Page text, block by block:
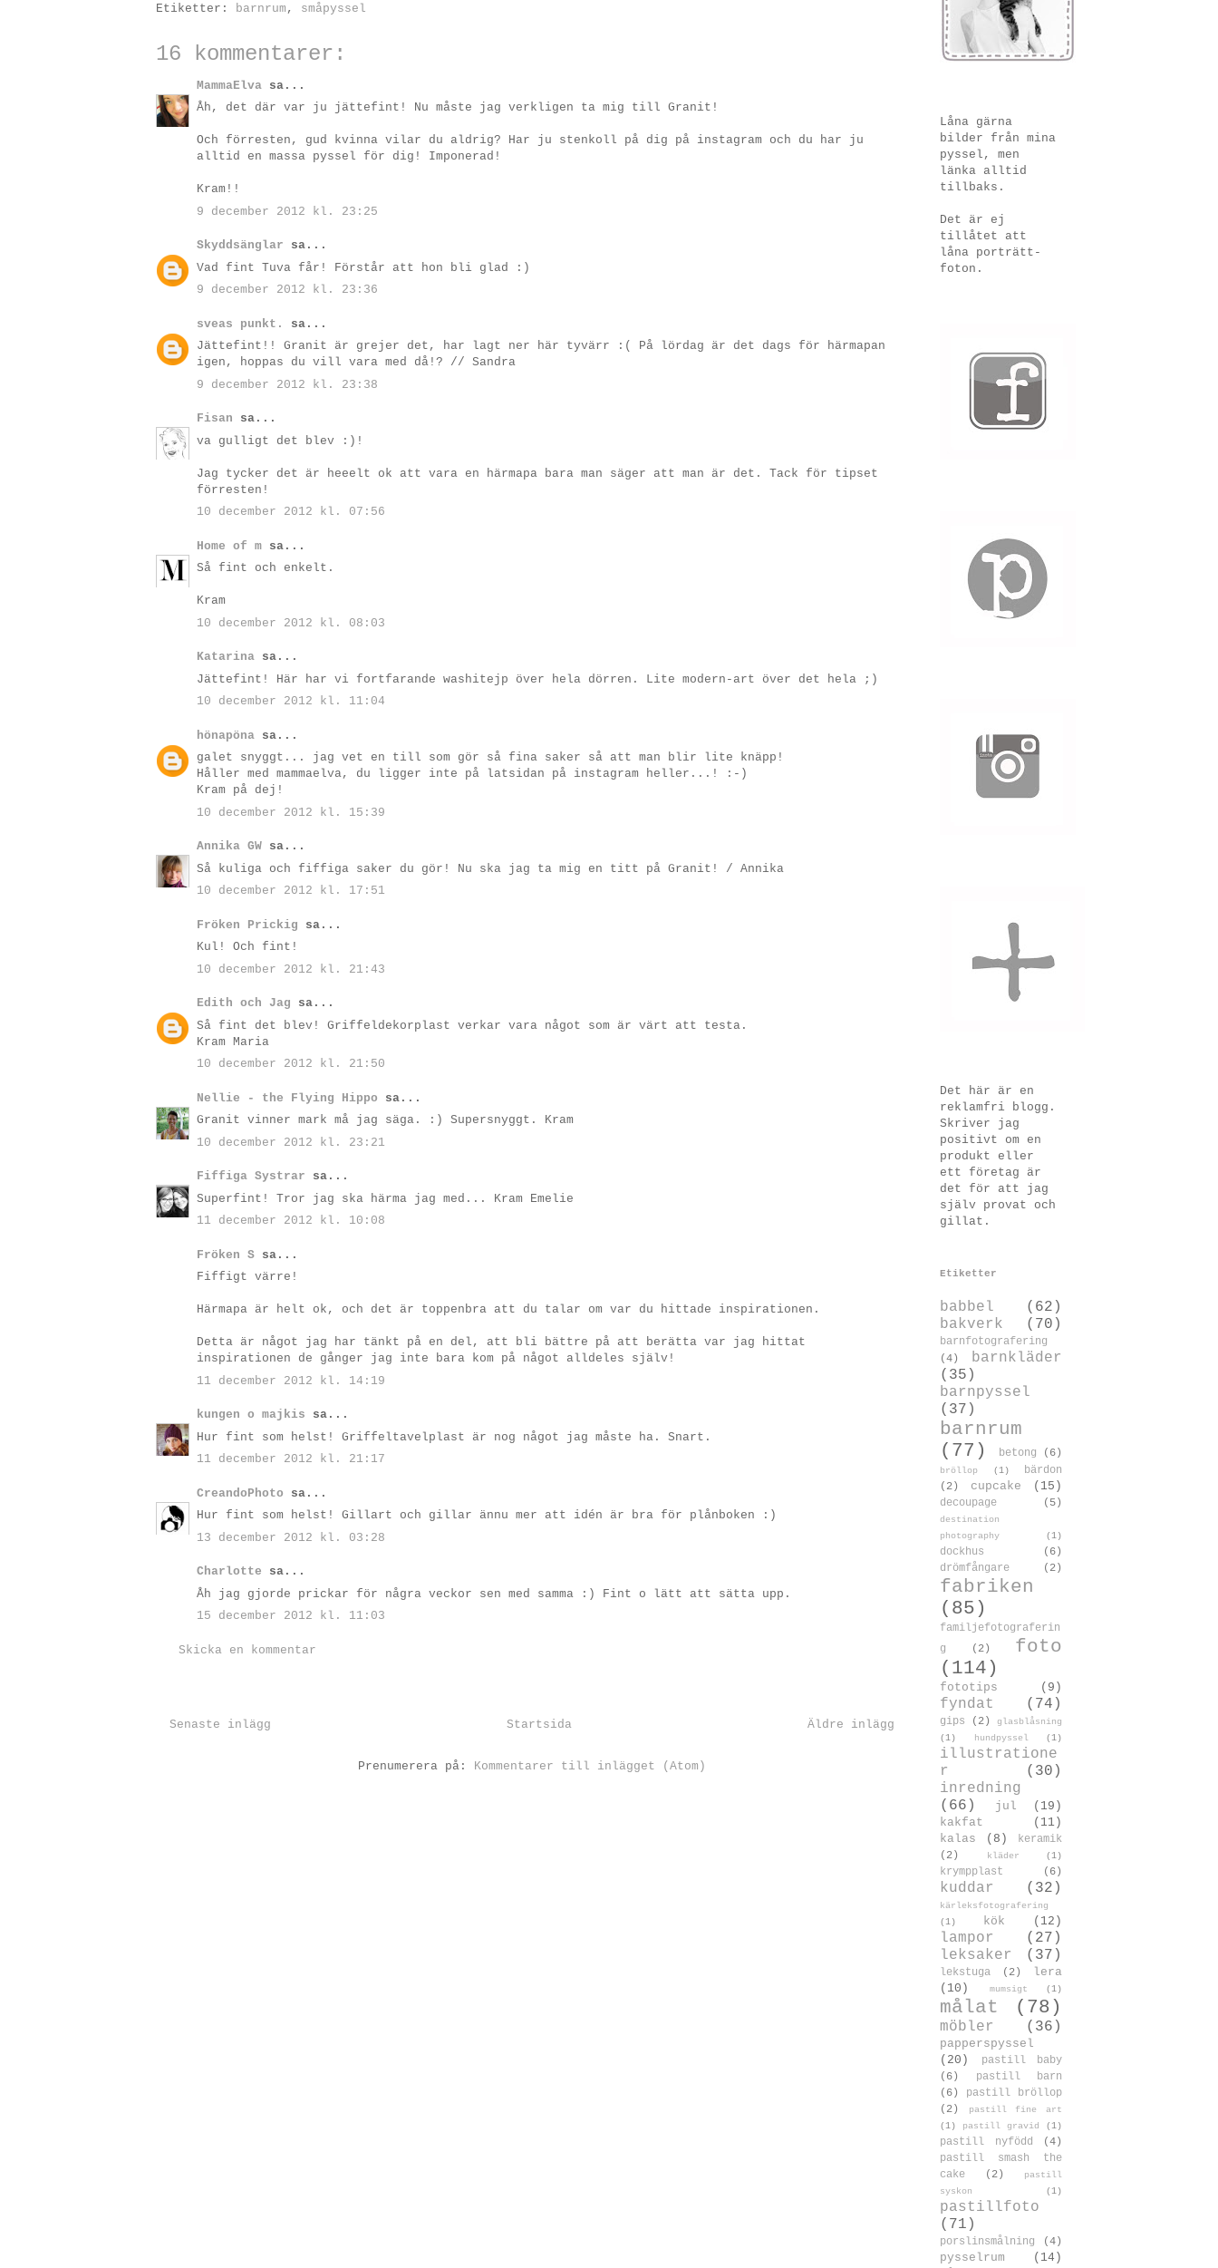
Etiketter:
barnrum , småpyssel
16 kommentarer:
MammaElva sa...
Åh, det där var ju jättefint! Nu måste jag verkligen ta mig till Granit!
Och förresten, gud kvinna vilar du aldrig? Har ju stenkoll på dig på instagram och du har ju
alltid en massa pyssel för dig! Imponerad!
Kram!!
9 december 2012 kl. 23:25
Skyddsänglar sa...
Vad fint Tuva får! Förstår att hon bli glad :)
9 december 2012 kl. 23:36
sveas punkt.
sa...
Jättefint!! Granit är grejer det, har lagt ner här tyvärr :( På lördag är det dags för härmapan
igen, hoppas du vill vara med då!? // Sandra
9 december 2012 kl. 23:38
Fisan sa...
va gulligt det blev :)!
Jag tycker det är heeelt ok att vara en härmapa bara man säger att man är det. Tack för tipset
förresten!
10 december 2012 kl. 07:56
Home of m sa...
Så fint och enkelt.
Kram
10 december 2012 kl. 08:03
Katarina sa...
Jättefint! Här har vi fortfarande washitejp över hela dörren. Lite modern-art över det hela ;)
10 december 2012 kl. 11:04
hönapöna sa...
galet snyggt... jag vet en till som gör så fina saker så att man blir lite knäpp!
Håller med mammaelva, du ligger inte på latsidan på instagram heller...! :-)
Kram på dej!
10 december 2012 kl. 15:39
Annika GW sa...
Så kuliga och fiffiga saker du gör! Nu ska jag ta mig en titt på Granit! / Annika
10 december 2012 kl. 17:51
Fröken Prickig sa...
Kul! Och fint!
10 december 2012 kl. 21:43
Edith och Jag sa...
Så fint det blev! Griffeldekorplast verkar vara något som är värt att testa.
Kram Maria
10 december 2012 kl. 21:50
Nellie - the Flying Hippo sa...
Granit vinner mark må jag säga. :) Supersnyggt. Kram
10 december 2012 kl. 23:21
Fiffiga Systrar sa...
Superfint! Tror jag ska härma jag med... Kram Emelie
11 december 2012 kl. 10:08
Fröken S sa...
Fiffigt värre!
Härmapa är helt ok, och det är toppenbra att du talar om var du hittade inspirationen.
Detta är något jag har tänkt på en del, att bli bättre på att berätta var jag hittat
inspirationen de gånger jag inte bara kom på något alldeles själv!
11 december 2012 kl. 14:19
kungen o majkis sa...
Hur fint som helst! Griffeltavelplast är nog något jag måste ha. Snart.
11 december 2012 kl. 21:17
CreandoPhoto sa...
Hur fint som helst! Gillart och gillar ännu mer att idén är bra för plånboken :)
13 december 2012 kl. 03:28
Charlotte sa...
Åh jag gjorde prickar för några veckor sen med samma :) Fint o lätt att sätta upp.
15 december 2012 kl. 11:03
Skicka en kommentar
Senaste inlägg Äldre inlägg
Startsida
Prenumerera på: Kommentarer till inlägget (Atom)
Låna gärna
bilder från mina
pyssel, men
länka alltid
tillbaks.
Det är ej
tillåtet att
låna porträtt-
foton.
Det här är en
reklamfri blogg.
Skriver jag
positivt om en
produkt eller
ett företag är
det för att jag
själv provat och
gillat.
Etiketter
babbel
(62)
bakverk
(70)
barnfotografering
(4)
barnkläder
(35)
barnpyssel
(37)
barnrum
(77)
betong (6)
bröllop (1)
bärdon
(2)
cupcake (15)
decoupage (5)
destination
photography
(1)
dockhus
(6)
drömfångare
(2)
fabriken
(85)
familjefotograferin
g
(2)
foto
(114)
fototips (9)
fyndat (74)
gips (2)
glasblåsning
(1)
hundpyssel (1)
illustratione
r
(30)
inredning
(66)
jul
(19)
kakfat
(11)
kalas
(8)
keramik
(2)
kläder (1)
krympplast (6)
kuddar (32)
kärleksfotografering
(1)
kök (12)
lampor
(27)
leksaker
(37)
lekstuga (2)
lera
(10)
mumsigt (1)
målat (78)
möbler (36)
papperspyssel
(20)
pastill baby
(6)
pastill barn
(6)
pastill bröllop
(2)
pastill fine art
(1)
pastill gravid (1)
pastill nyfödd
(4)
pastill smash the
cake
(2)
pastill
syskon
(1)
pastillfoto
(71)
porslinsmålning (4)
pysselrum
(14)